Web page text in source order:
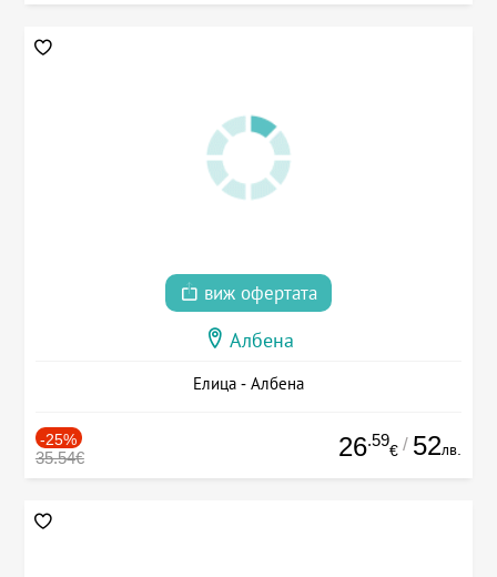
виж офертата
Албена
Елица - Албена
-25%
35.54€ 26.59
€ / 52лв.